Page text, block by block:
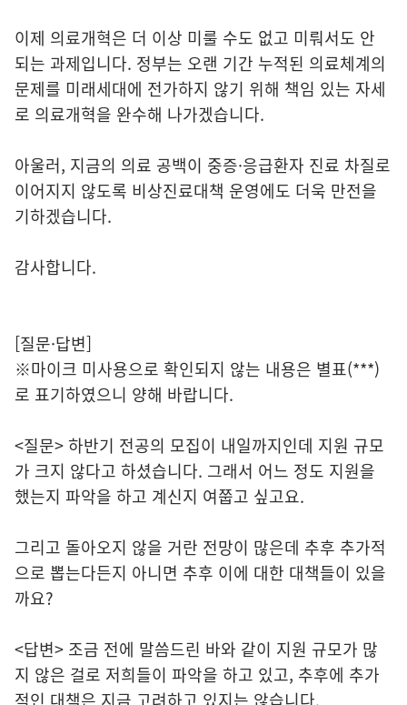
이제 의료개혁은 더 이상 미룰 수도 없고 미뤄서도 안
되는 과제입니다. 정부는 오랜 기간 누적된 의료체계의
문제를 미래세대에 전가하지 않기 위해 책임 있는 자세
로 의료개혁을 완수해 나가겠습니다.
아울러, 지금의 의료 공백이 중증·응급환자 진료 차질로
이어지지 않도록 비상진료대책 운영에도 더욱 만전을
기하겠습니다.
감사합니다.
[질문·답변]
※마이크 미사용으로 확인되지 않는 내용은 별표(***)
로 표기하였으니 양해 바랍니다.
<질문> 하반기 전공의 모집이 내일까지인데 지원 규모
가 크지 않다고 하셨습니다. 그래서 어느 정도 지원을
했는지 파악을 하고 계신지 여쭙고 싶고요.
그리고 돌아오지 않을 거란 전망이 많은데 추후 추가적
으로 뽑는다든지 아니면 추후 이에 대한 대책들이 있을
까요?
<답변> 조금 전에 말씀드린 바와 같이 지원 규모가 많
지 않은 걸로 저희들이 파악을 하고 있고, 추후에 추가
적인 대책은 지금 고려하고 있지는 않습니다.